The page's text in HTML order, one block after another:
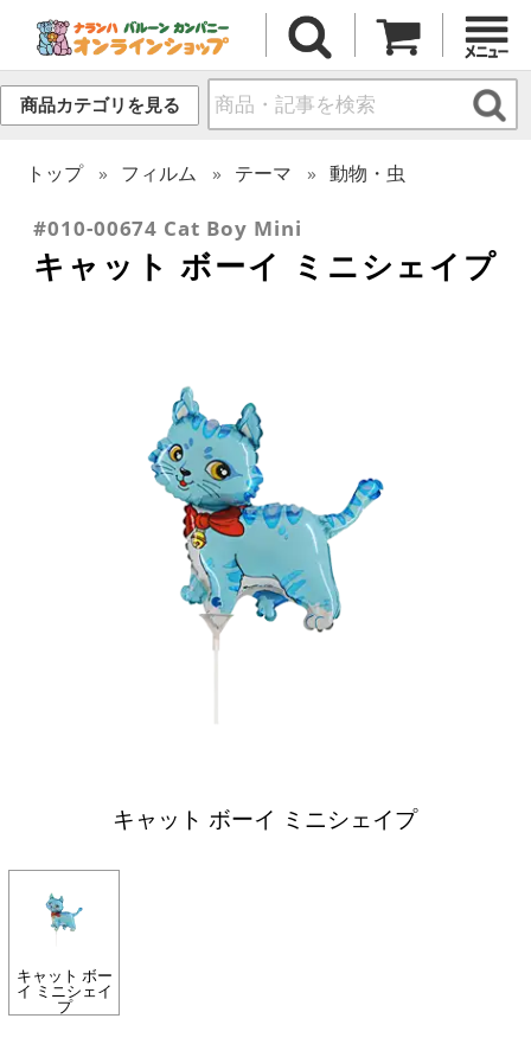
商品カテゴリを見る
トップ フィルム テーマ 動物・虫
#010-00674 Cat Boy Mini
キャット ボーイ ミニシェイプ
キャット ボーイ ミニシェイプ
キャット ボー
イ ミニシェイ
プ